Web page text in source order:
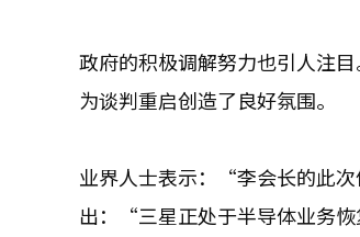
政府的积极调解努力也引人注
为谈判重启创造了良好氛围。
业界人士表示：“李会长的此
出：“三星正处于半导体业务